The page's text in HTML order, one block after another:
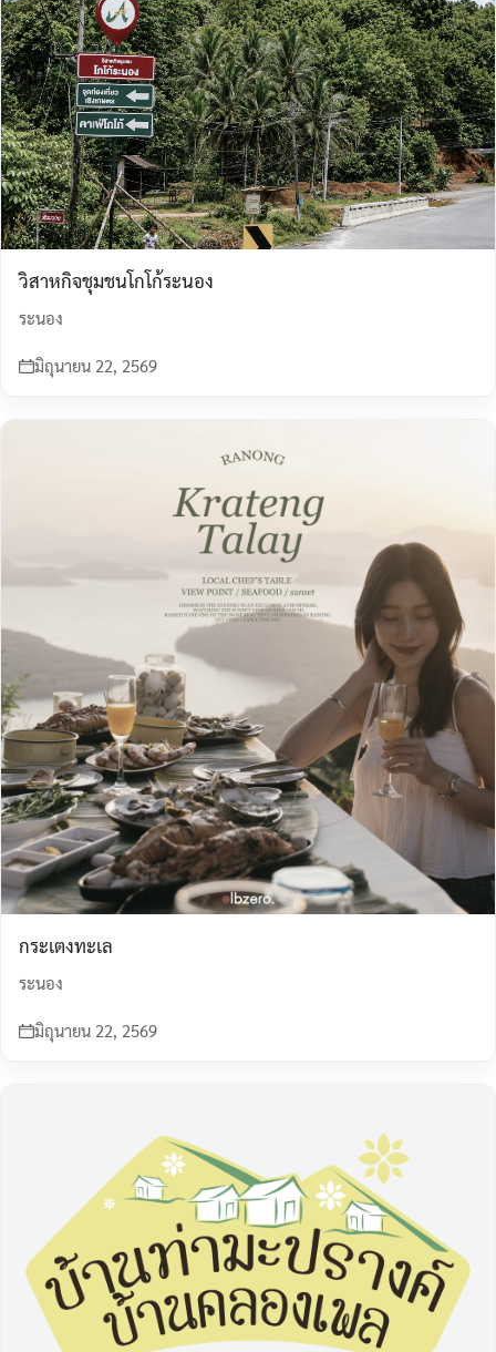
วิสาหกิจชุมชนโกโก้ระนอง
ระนอง
มิถุนายน 22, 2569
กระเตงทะเล
ระนอง
มิถุนายน 22, 2569